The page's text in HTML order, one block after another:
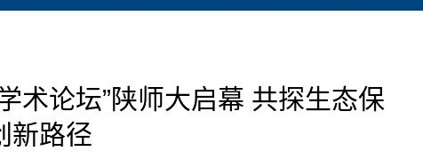
术论坛”陕师大启幕 共探生态保
新路径